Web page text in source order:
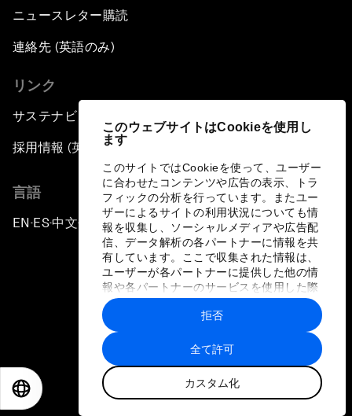
このウェブサイトはCookieを使用し
ます
このサイトではCookieを使って、ユーザー
に合わせたコンテンツや広告の表示、トラ
フィックの分析を行っています。またユー
ザーによるサイトの利用状況についても情
報を収集し、ソーシャルメディアや広告配
信、データ解析の各パートナーに情報を共
有しています。ここで収集された情報は、
ユーザーが各パートナーに提供した他の情
報や各パートナーのサービスを使用した際
に収集された情報と組み合わされ、各パー
トナーによって使用されることがありま
す。
全て許可
カスタム化
拒否
ニュースレター購読
連絡先 (英語のみ)
リンク
サステナビリティへの取り組み
採用情報 (英語のみ)
言語
EN ▪ ES▪中文▪ 日本語
プライバシーポリシーと利用規約
サイトマップ
©
世界経済フォーラム